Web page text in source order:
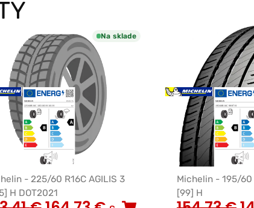
Na sklade
- 225/60 R16C AGILIS 3
H DOT2021
Michelin - 195/60
[99] H